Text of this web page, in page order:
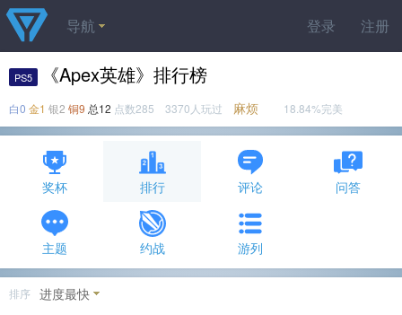
登录 注册
导航
PS5 《Apex英雄》排行榜
白0 金1 银2 铜9 总12 点数285 3370人玩过 麻烦 18.84%完美
奖杯 排行 评论 问答
主题 约战 游列
排序 进度最快